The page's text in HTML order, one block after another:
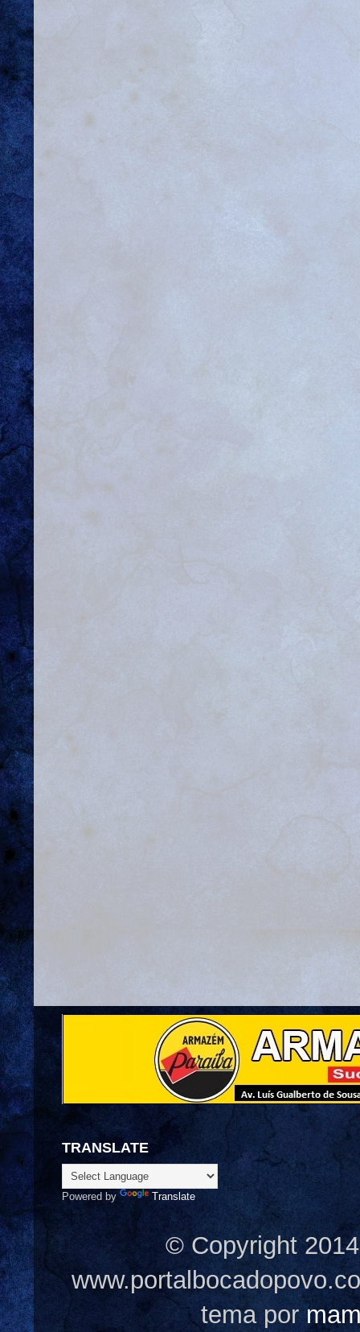
TRANSLATE
Powered by Translate
© Copyright
tema por